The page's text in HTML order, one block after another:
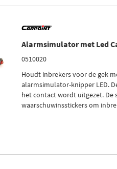
Alarmsimulator met Led
0510020
Houdt inbrekers voor de gek
alarmsimulator-knipper LED.
het contact wordt uitgezet.
waarschuwinsstickers om